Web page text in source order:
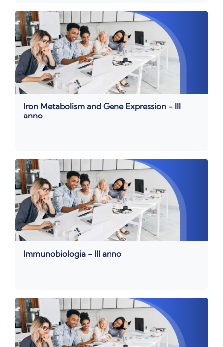
Iron Metabolism and Gene Expression - III
anno
Immunobiologia - III anno